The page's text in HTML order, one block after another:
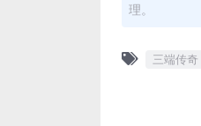
理。
三端传奇